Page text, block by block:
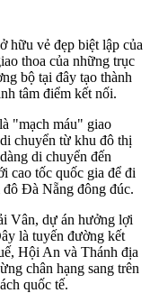
hữu vẻ đẹp biệt lập của
thoa của những trục
bộ tại đây tạo thành
tâm điểm kết nối.
"mạch máu" giao
chuyển từ khu đô thị
di chuyển đến
cao tốc quốc gia để đi
Đà Nẵng đông đúc.
Vân, dự án hưởng lợi
là tuyến đường kết
Hội An và Thánh địa
chân hạng sang trên
quốc tế.